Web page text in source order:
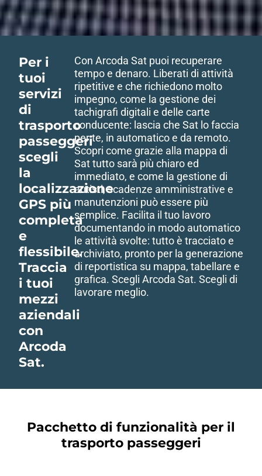
Per i
tuoi
servizi
di
trasporto
passeggeri
scegli
la
localizzazione
GPS più
completa
e
flessibile.
Traccia
i tuoi
mezzi
aziendali
con
Arcoda
Sat.
Con Arcoda Sat puoi recuperare
tempo e denaro. Liberati di attività
ripetitive e che richiedono molto
impegno, come la gestione dei
tachigrafi digitali e delle carte
conducente: lascia che Sat lo faccia
per te, in automatico e da remoto.
Scopri come grazie alla mappa di
Sat tutto sarà più chiaro ed
immediato, e come la gestione di
autisti, scadenze amministrative e
manutenzioni può essere più
semplice. Facilita il tuo lavoro
documentando in modo automatico
le attività svolte: tutto è tracciato e
archiviato, pronto per la generazione
di reportistica su mappa, tabellare e
grafica. Scegli Arcoda Sat. Scegli di
lavorare meglio.
Pacchetto di funzionalità per il
trasporto passeggeri